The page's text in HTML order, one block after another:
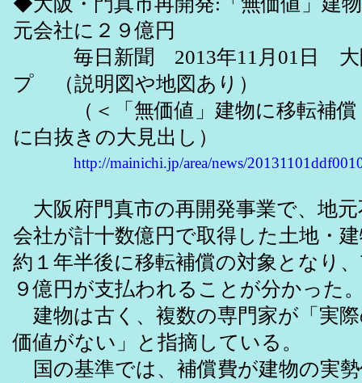
元会社に２９億円
毎日新聞 2013年11月01日 大
プ （説明図や地図あり）
（＜「無価値」建物に移転補償
に白抜きの大見出し）
http://mainichi.jp/area/news/
大阪府門真市の再開発事業で、地
会社が計十数億円で取得した土地・
約１年半後に移転補償の対象となり
９億円が支払われることが分かった
建物は古く、複数の専門家が「実
価値がない」と指摘している。
国の基準では、補償費が建物の実